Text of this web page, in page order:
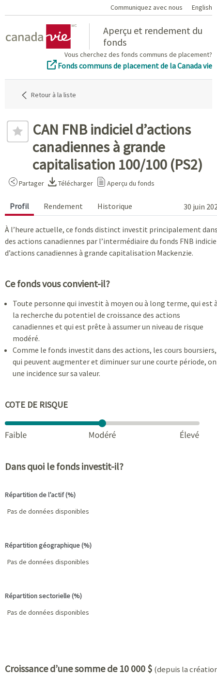
Communiquez avec nous English
Aperçu et rendement du
fonds
Vous cherchez des fonds communs de placement?
Fonds communs de placement de la Canada vie
Retour à la liste
CAN FNB indiciel d’actions
canadiennes à grande
capitalisation 100/100 (PS2)
Partager Télécharger Aperçu du fonds
Profil Rendement Historique 30 juin
À l’heure actuelle, ce fonds distinct investit principalement
des actions canadiennes par l’intermédiaire du fonds FNB
d’actions canadiennes à grande capitalisation Mackenzie.
Ce fonds vous convient-il?
Toute personne qui investit à moyen ou à long terme, qui est
la recherche du potentiel de croissance des actions
canadiennes et qui est prête à assumer un niveau de risque
modéré.
Comme le fonds investit dans des actions, les cours boursiers,
qui peuvent augmenter et diminuer sur une courte période,
une incidence sur sa valeur.
COTE DE RISQUE
Dans quoi le fonds investit-il?
Répartition de l’actif (%)
Nom Pourcentage
Pas de données disponibles
Répartition géographique (%)
Nom Pourcentage
Pas de données disponibles
Répartition sectorielle (%)
Nom Pourcentage
Pas de données disponibles
Croissance d’une somme de 10 000 $ (depuis la